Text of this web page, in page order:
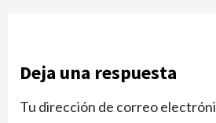
Deja una respuesta
Tu dirección de correo